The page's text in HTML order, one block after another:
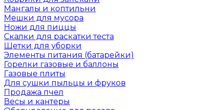
Мангалы и коптильни
Мешки для мусора
Ножи для пиццы
Скалки для раскатки теста
Щетки для уборки
Элементы питания (батарейки)
Горелки газовые и баллоны
Газовые плиты
Для сушки пыльцы и фруков
Продажа пчел
Весы и кантеры